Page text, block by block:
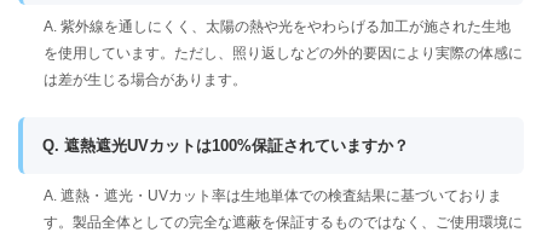
A. 紫外線を通しにくく、太陽の熱や光をやわらげる加工が施された生地
を使用しています。ただし、照り返しなどの外的要因により実際の体感に
は差が生じる場合があります。
Q. 遮熱遮光UVカットは100%保証されていますか？
A. 遮熱・遮光・UVカット率は生地単体での検査結果に基づいておりま
す。製品全体としての完全な遮蔽を保証するものではなく、ご使用環境に